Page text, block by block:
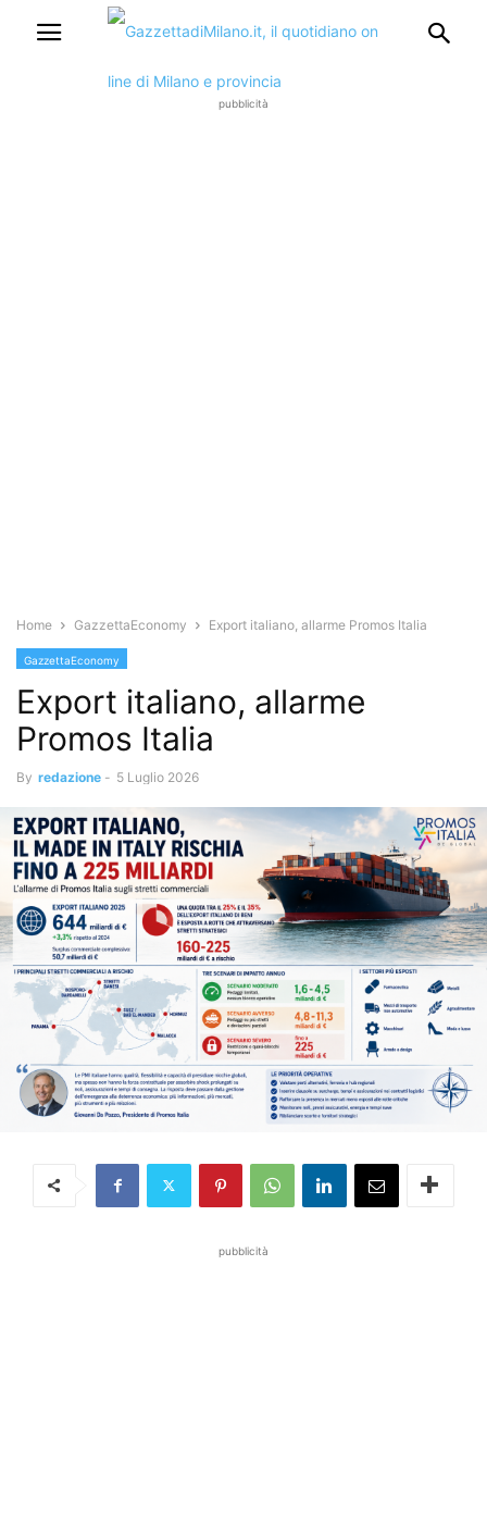
pubblicità
Home GazzettaEconomy Export italiano, allarme Promos Italia
GazzettaEconomy
Export italiano, allarme
Promos Italia
By redazione - 5 Luglio 2026
pubblicità